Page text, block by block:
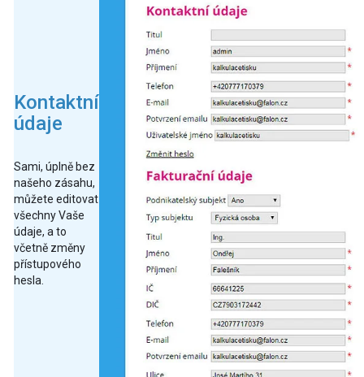
Kontaktní
údaje
Sami, úplně bez
našeho zásahu,
můžete editovat
všechny Vaše
údaje, a to
včetně změny
přístupového
hesla.